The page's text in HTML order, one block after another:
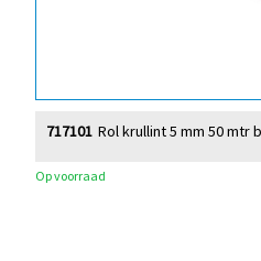
Rol krullint 5 mm 50 mtr
717101
Op voorraad